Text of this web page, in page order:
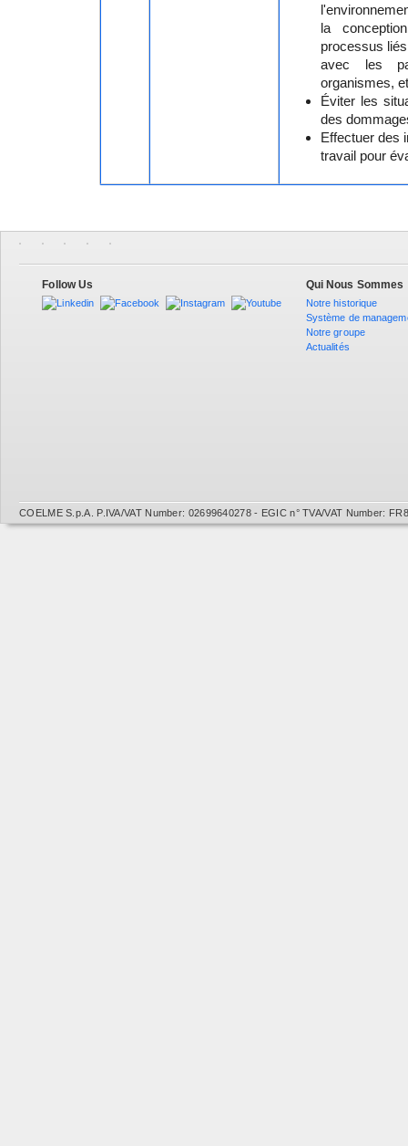
la
processus
avec les
organismes,
Éviter les
des
Effectuer des
travail pour
Follow Us Qui Nous Sommes
Notre historique
Système de
Notre groupe
Actualités
COELME S.p.A. P.IVA/VAT Number: 02699640278 - EGIC n° TVA/VAT Number: